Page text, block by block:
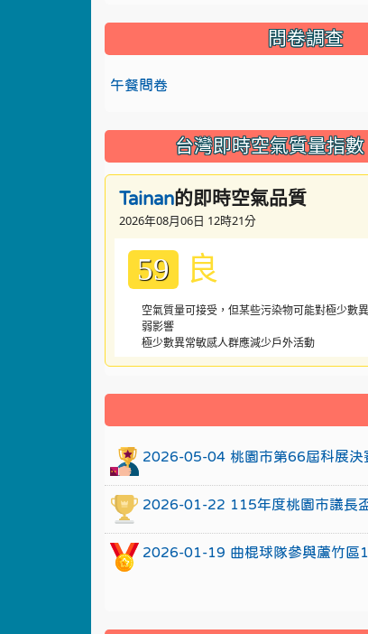
問卷調查
午餐問卷
台灣即時空氣質量指數
Tainan的即時空氣品質
2026年08月06日 12時21分
59 良
空氣質量可接受，但某些污染物可能對極少數
弱影響
極少數異常敏感人群應減少戶外活動
:::
2026-05-04 桃園市第66屆科展決
2026-01-22 115年度桃園市議長
2026-01-19 曲棍球隊參與蘆竹區